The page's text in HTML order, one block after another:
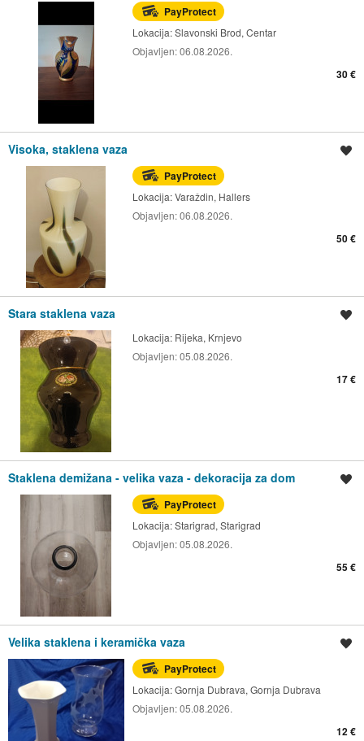
PayProtect
Lokacija:Slavonski Brod, Centar
Objavljen:06.08.2026.
30 €
Visoka, staklena vaza
PayProtect
Lokacija:Varaždin, Hallers
Objavljen:06.08.2026.
50 €
Stara staklena vaza
Lokacija: Rijeka, Krnjevo
Objavljen:05.08.2026.
17 €
Staklena demižana - velika vaza - dekoracija za dom
PayProtect
Lokacija:Starigrad, Starigrad
Objavljen:05.08.2026.
55 €
Velika staklena i keramička vaza
PayProtect
Lokacija:Gornja Dubrava, Gornja Dubrava
Objavljen:05.08.2026.
12 €